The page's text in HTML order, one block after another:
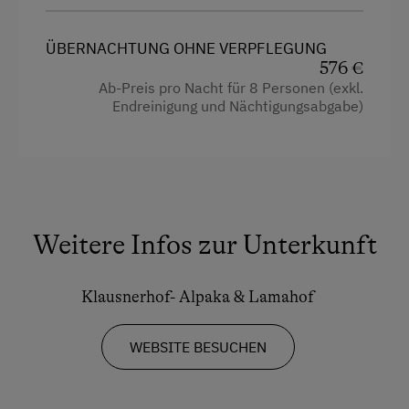
ÜBERNACHTUNG OHNE VERPFLEGUNG
576 €
Ab-Preis pro Nacht für 8 Personen (exkl.
Endreinigung und Nächtigungsabgabe)
Weitere Infos zur Unterkunft
Klausnerhof- Alpaka & Lamahof
WEBSITE BESUCHEN